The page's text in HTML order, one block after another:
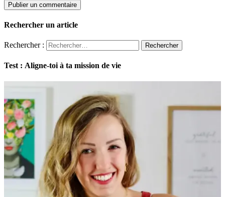
Rechercher un article
Rechercher :
Test : Aligne-toi à ta mission de vie